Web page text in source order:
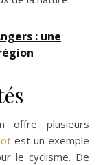
: une
offre plusieurs
est un exemple
le cyclisme. De